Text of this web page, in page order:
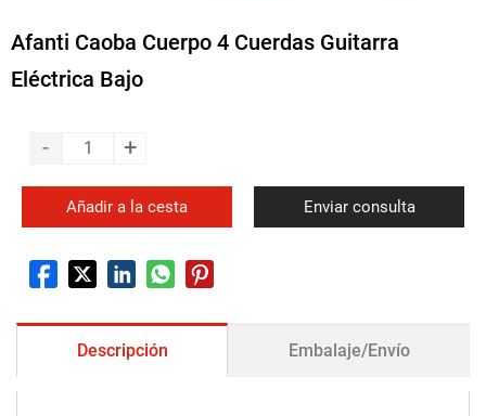
Afanti Caoba Cuerpo 4 Cuerdas Guitarra
Eléctrica Bajo
- +
Añadir a la cesta Enviar consulta
Descripción Embalaje/Envío